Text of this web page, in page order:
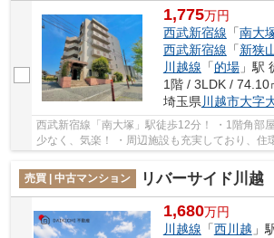
1,775万円
西武新宿線 「南大
西武新宿線 「新狭
川越線 「的場」駅
1階 / 3LDK / 74.10
埼玉県 川越市大字
西武新宿線「南大塚」駅徒歩12分！ ・1階角部屋で階下の住人や隣室が
少なく、気楽！ ・周辺施設も充実しており、住
でガーデングも楽しめます！ 経験豊富なキ...
売買 | 中古マンション
リバーサイド川越
1,680万円
川越線 「西川越 」